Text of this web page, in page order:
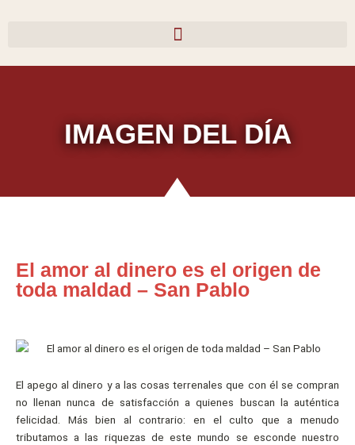
IMAGEN DEL DÍA
El amor al dinero es el origen de
toda maldad – San Pablo
El apego al dinero y a las cosas terrenales que con él se compran
no llenan nunca de satisfacción a quienes buscan la auténtica
felicidad. Más bien al contrario: en el culto que a menudo
tributamos a las riquezas de este mundo se esconde nuestro